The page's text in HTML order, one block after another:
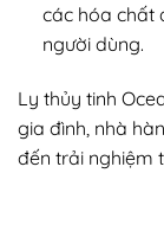
các hóa chất
người dùng.
Ly thủy tinh
gia đình, nhà
đến trải nghiệm